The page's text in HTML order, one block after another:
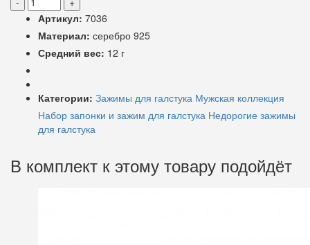
Артикул: 7036
Материал: серебро 925
Средний вес: 12 г
Категории: Зажимы для галстука Мужская коллекция
Набор запонки и зажим для галстука Недорогие зажимы
для галстука
В комплект к этому товару подойдёт